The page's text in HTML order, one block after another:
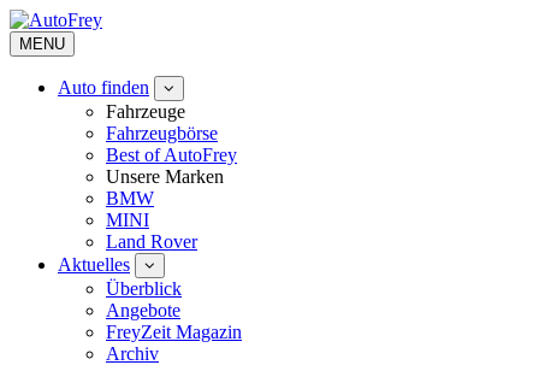
MENU
Auto finden
Fahrzeuge
Fahrzeugbörse
Best of AutoFrey
Unsere Marken
BMW
MINI
Land Rover
Aktuelles
Überblick
Angebote
FreyZeit Magazin
Archiv